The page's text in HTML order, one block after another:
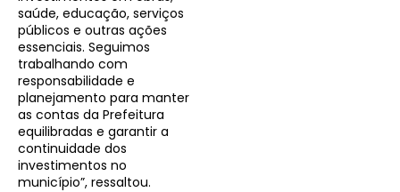
saúde, educação, serviços
públicos e outras ações
essenciais. Seguimos
trabalhando com
responsabilidade e
planejamento para manter
as contas da Prefeitura
equilibradas e garantir a
continuidade dos
investimentos no
município”, ressaltou.